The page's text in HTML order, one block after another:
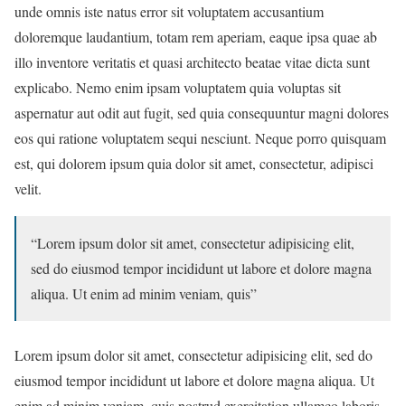
unde omnis iste natus error sit voluptatem accusantium
doloremque laudantium, totam rem aperiam, eaque ipsa quae ab
illo inventore veritatis et quasi architecto beatae vitae dicta sunt
explicabo. Nemo enim ipsam voluptatem quia voluptas sit
aspernatur aut odit aut fugit, sed quia consequuntur magni dolores
eos qui ratione voluptatem sequi nesciunt. Neque porro quisquam
est, qui dolorem ipsum quia dolor sit amet, consectetur, adipisci
velit.
“Lorem ipsum dolor sit amet, consectetur adipisicing elit,
sed do eiusmod tempor incididunt ut labore et dolore magna
aliqua. Ut enim ad minim veniam, quis”
Lorem ipsum dolor sit amet, consectetur adipisicing elit, sed do
eiusmod tempor incididunt ut labore et dolore magna aliqua. Ut